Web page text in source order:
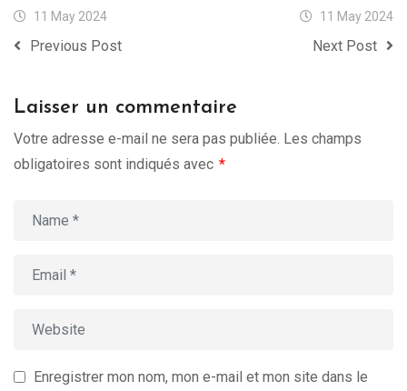
11 May 2024
Previous Post
11 May 2024
Next Post
Laisser un commentaire
Votre adresse e-mail ne sera pas publiée. Les champs
obligatoires sont indiqués avec *
Enregistrer mon nom, mon e-mail et mon site dans le